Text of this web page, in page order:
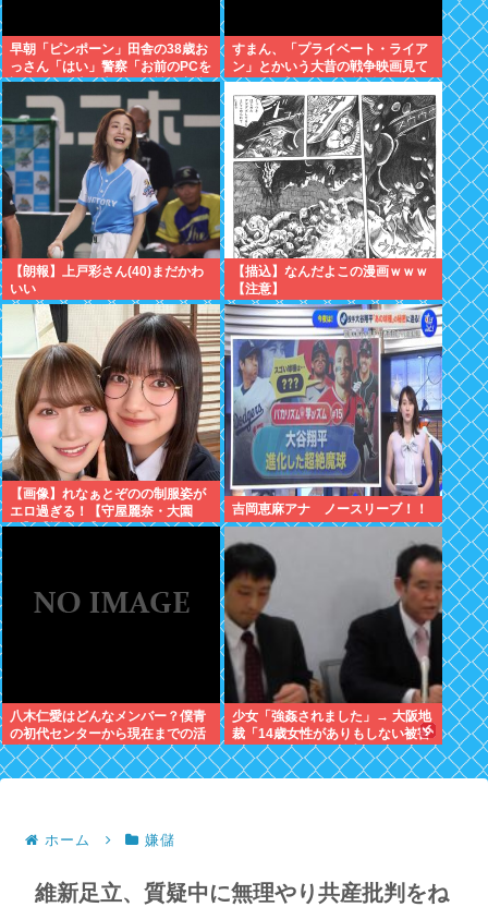
早朝「ピンポーン」田舎の38歳お
っさん「はい」警察「お前のPCを
調べる」全米行方不明・被児童搾
取センターからの通報により児
ホ゜画像を発見、逮捕
すまん、「プライベート・ライア
ン」とかいう大昔の戦争映画見て
みたら最初の30分で地獄なんだ
が…これずっと続く感じ？
【朗報】上戸彩さん(40)まだかわ
いい
【描込】なんだよこの漫画ｗｗｗ
【注意】
【画像】れなぁとぞのの制服姿が
エロ過ぎる！【守屋麗奈・大園
玲】【櫻坂46】
吉岡恵麻アナ ノースリーブ！！
八木仁愛はどんなメンバー？僕青
の初代センターから現在までの活
動を紹介
少女「強姦されました」→ 大阪地
裁「14歳女性がありもしない被害
をでっちあげるとは考えにくい」
→懲役12年→元少女「嘘でした
ホーム 嫌儲
維新足立、質疑中に無理やり共産批判をね